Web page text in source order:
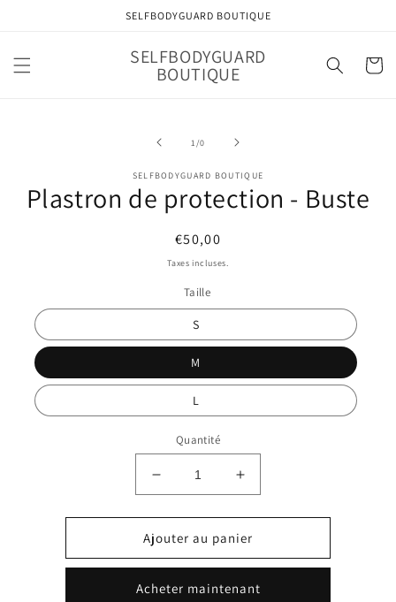
SELFBODYGUARD BOUTIQUE
SELFBODYGUARD
BOUTIQUE Panier
1 /de
0
SELFBODYGUARD BOUTIQUE
Plastron de protection - Buste
Prix
habituel
€50,00
Taxes incluses.
Taille
S
M
L
Quantité
Réduire
la
quantité
de
Plastron
protection
Augmenter
la
quantité
de
Plastron
protection
Ajouter au panier
Acheter maintenant